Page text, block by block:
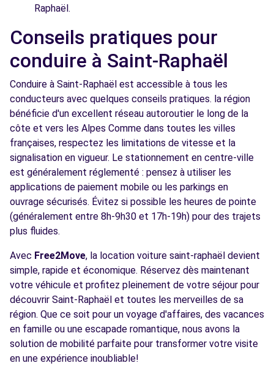
Raphaël.
Conseils pratiques pour
conduire à Saint-Raphaël
Conduire à Saint-Raphaël est accessible à tous les
conducteurs avec quelques conseils pratiques. la région
bénéficie d'un excellent réseau autoroutier le long de la
côte et vers les Alpes Comme dans toutes les villes
françaises, respectez les limitations de vitesse et la
signalisation en vigueur. Le stationnement en centre-ville
est généralement réglementé : pensez à utiliser les
applications de paiement mobile ou les parkings en
ouvrage sécurisés. Évitez si possible les heures de pointe
(généralement entre 8h-9h30 et 17h-19h) pour des trajets
plus fluides.
Avec Free2Move, la location voiture saint-raphaël devient
simple, rapide et économique. Réservez dès maintenant
votre véhicule et profitez pleinement de votre séjour pour
découvrir Saint-Raphaël et toutes les merveilles de sa
région. Que ce soit pour un voyage d'affaires, des vacances
en famille ou une escapade romantique, nous avons la
solution de mobilité parfaite pour transformer votre visite
en une expérience inoubliable!